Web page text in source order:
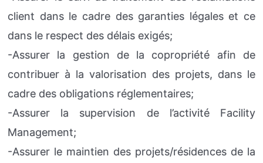
client dans le cadre des garanties légales et ce
dans le respect des délais exigés;
-Assurer la gestion de la copropriété afin de
contribuer à la valorisation des projets, dans le
cadre des obligations réglementaires;
-Assurer la supervision de l’activité Facility
Management;
-Assurer le maintien des projets/résidences de la